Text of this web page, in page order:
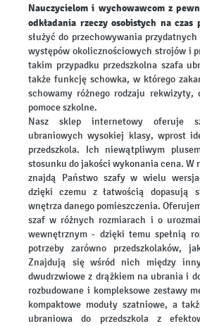
Nauczycielom i wychowawcom z
odkładania rzeczy osobistych na czas
służyć do przechowywania
występów okolicznościowych strojów i
takim przypadku przedszkolna szafa
także funkcję schowka, w którego
schowamy różnego rodzaju rekwizyty,
pomoce szkolne.
Nasz sklep internetowy oferuje
ubraniowych wysokiej klasy, wprost
przedszkola. Ich niewątpliwym
stosunku do jakości wykonania cena. W
znajdą Państwo szafy w wielu
dzięki czemu z łatwością dopasują
wnętrza danego pomieszczenia.
szaf w różnych rozmiarach i o
wewnętrznym - dzięki temu spełnią
potrzeby zarówno przedszkolaków,
Znajdują się wśród nich między
dwudrzwiowe z drążkiem na ubrania i
rozbudowane i kompleksowe zestawy
kompaktowe moduły szatniowe, a
ubraniowa do przedszkola z